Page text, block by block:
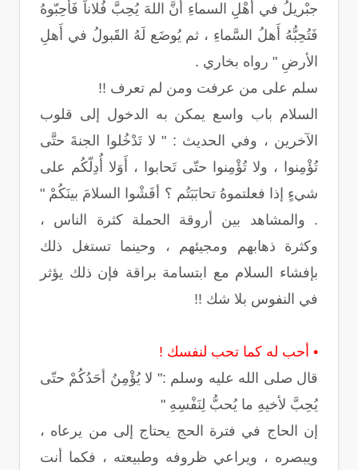
جبْريلُ في أهْلِِ السماءِ أَنَّ اللهَ يُحِبَّ فُلاناً فَأَحِبّوهُ
فَتُحِبُّهُ أَهلُ السَّماءِ ، ثم يُوضَع لَهُ القََبولُ في أَهلِ
الأرضِ " رواه بخاري .
سلم على من عرفت ومن لم تعرف !!
السلام باب واسع يمكن به الدخول إلى قلوب
الآخرين ، وفي الحديث : " لا تَدْخُلوا الجنةَ حتَّى
تُؤْمِنوا ، ولا تُؤْمِنوا حتّى تَحابوا ، أَوَلا أُدِلّكُم على
شيءٍ إذا فعلتموهُ تحابَبَتُم ؟ أفَشْوا السلامَ بينَكُمْ "
. والمشاهد بين أروقة الحملة كثرة الناس ،
وكثرة ذهابهم ومجيئهم ، وحينما تستغل ذلك
بإفشاء السلام مع ابتسامة براقة فإن ذلك يؤثر
في النفوس بلا شك !!
• أحب له كما تحب لنفسك !
قال صلى الله عليه وسلم :" لا يُؤْمِنُ أحَدُكُمْ حتّى
يُحِبَّ لأخيهِ ما يُحبُّ لِنَفْسِهِ "
إن الحاج في فترة الحج يحتاج إلى من يرعاه ،
ويبصره ، ويراعي ظروفه وطبيعته ، فكما أنت